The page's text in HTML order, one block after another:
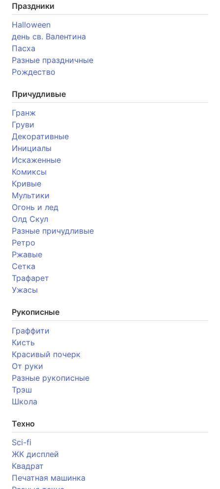
Праздники
Halloween
день св. Валентина
Пасха
Разные праздничные
Рождество
Причудливые
Гранж
Груви
Декоративные
Инициалы
Искаженные
Комиксы
Кривые
Мультики
Огонь и лед
Олд Скул
Разные причудливые
Ретро
Ржавые
Сетка
Трафарет
Ужасы
Рукописные
Граффити
Кисть
Красивый почерк
От руки
Разные рукописные
Трэш
Школа
Техно
Sci-fi
ЖК дисплей
Квадрат
Печатная машинка